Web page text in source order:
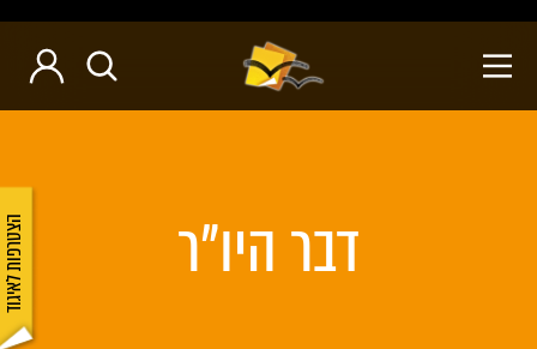
הצטרפות לאיגוד דבר היו"ר